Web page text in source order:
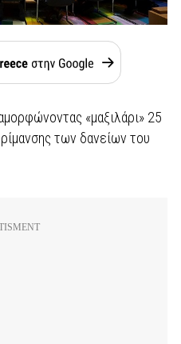
«μαξιλάρι» 25
των δανείων του